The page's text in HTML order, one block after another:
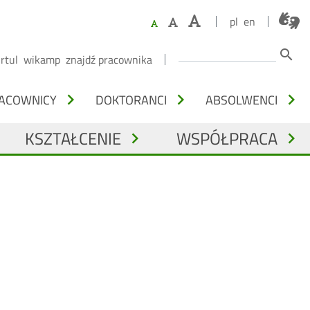
pl en
wikamp znajdź pracownika search
chevron_right DOKTORANCI chevron_right ABSOLWENCI chevron_right
KSZTAŁCENIE chevron_right WSPÓŁPRACA chevron_right